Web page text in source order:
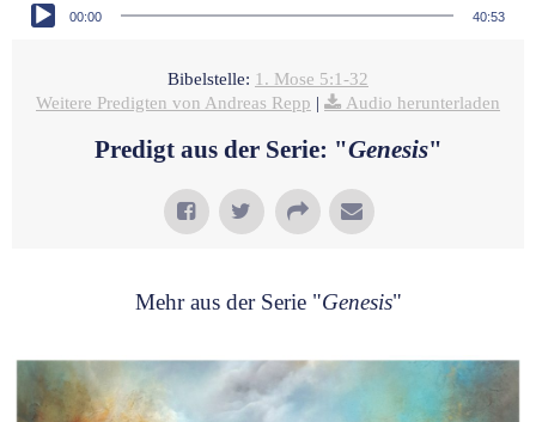
00:00 40:53
Bibelstelle: 1. Mose 5:1-32
Weitere Predigten von Andreas Repp | Audio herunterladen
Predigt aus der Serie: "Genesis"
Mehr aus der Serie "Genesis"